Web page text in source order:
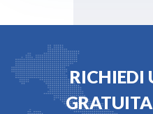
RICHIEDI